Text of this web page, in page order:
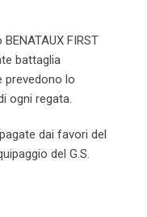
FIRST
battaglia
prevedono lo
ogni regata.
dai favori del
del G.S.